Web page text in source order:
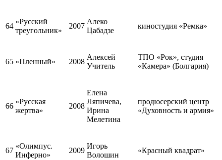
64
«Русский
треугольник»
2007
Алеко
Цабадзе
киностудия «Ремка»
65 «Пленный» 2008
Алексей
Учитель
ТПО «Рок», студия
«Камера» (Болгария)
66
«Русская
жертва»
2008
Елена
Ляпичева,
Ирина
Мелетина
продюсерский центр
«Духовность и армия»
67
«Олимпус.
Инферно»
2009
Игорь
Волошин
«Красный квадрат»